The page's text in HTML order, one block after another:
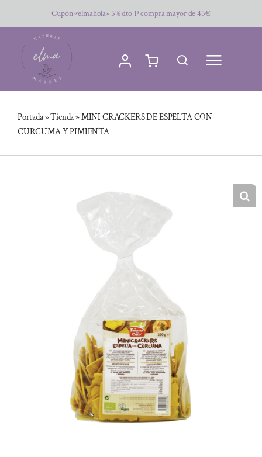
al
contenido
Cupón «elmahola» 5% dto 1ª compra mayor de 45€
Portada»Tienda»MINI CRACKERS DE ESPELTA CON
CURCUMA Y PIMIENTA